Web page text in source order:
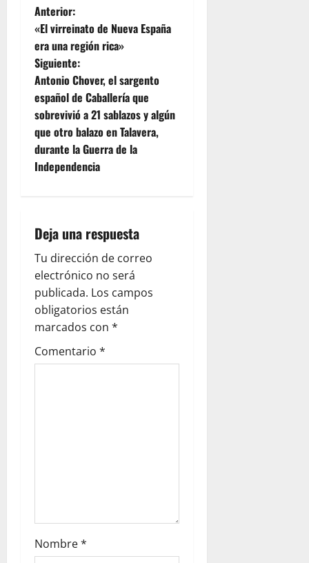
N
a
v
e
g
a
i
ó
n
d
e
e
a
Anterior:
«El virreinato de Nueva España
era una región rica»
Siguiente:
Antonio Chover, el sargento
español de Caballería que
sobrevivió a 21 sablazos y algún
que otro balazo en Talavera,
durante la Guerra de la
Independencia
Deja una respuesta
Tu dirección de correo
electrónico no será
publicada. Los campos
obligatorios están
marcados con *
Comentario *
Nombre*